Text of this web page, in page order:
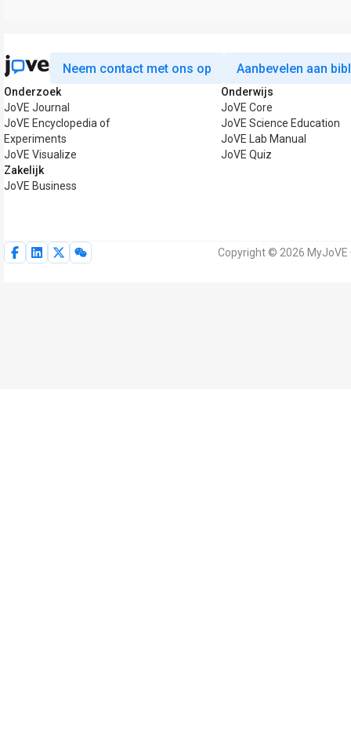
Neem contact met ons op Aanbevelen aan
Onderzoek
JoVE Journal
JoVE Encyclopedia of
Experiments
JoVE Visualize
Zakelijk
JoVE Business
Onderwijs
JoVE Core
JoVE Science Education
JoVE Lab Manual
JoVE Quiz
Copyright © 2026